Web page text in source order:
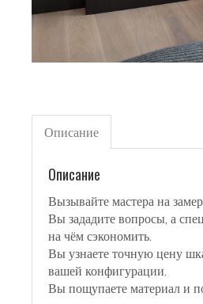
Описание
Описание
Вызывайте мастера на
Вы зададите вопросы, а
на чём сэкономить.
Вы узнаете точную цену
вашей конфигурации.
Вы пощупаете материал и